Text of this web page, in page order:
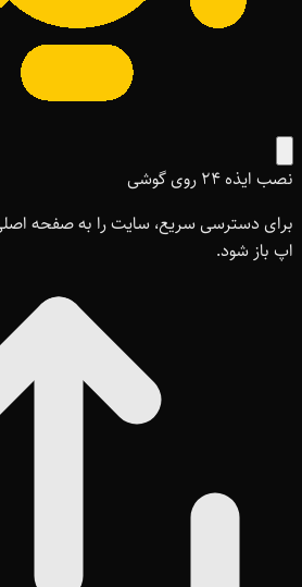
نصب ایذه ۲۴ روی گوشی
برای دسترسی سریع، سایت را به صفحه
اپ باز شود.